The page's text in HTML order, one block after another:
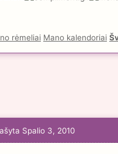
rėmeliai Mano kalendoriai
Spalio 3, 2010